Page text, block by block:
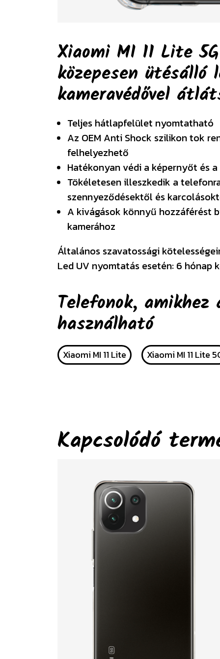
Xiaomi MI 11 Lite
közepesen ütésálló
kameravédővel
Teljes hátlapfelület nyomtatható
Az OEM Anti Shock szilikon tok
felhelyezhető
Hatékonyan védi a képernyőt és
Tökéletesen illeszkedik a
szennyeződésektől és
A kivágások könnyű hozzáférést
kamerához
Általános szavatossági
Led UV nyomtatás esetén: 6 hónap
Telefonok,
használható
Xiaomi MI 11 Lite Xiaomi MI 11 Lite
Kapcsolódó